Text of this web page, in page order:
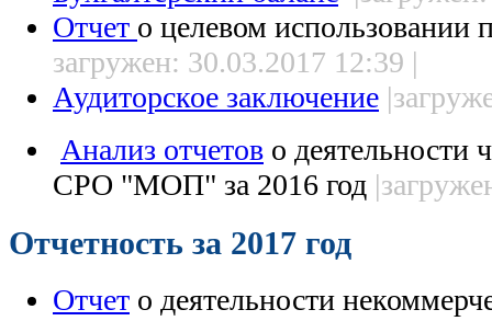
Отчет о целевом
загружен: 30.03.2017 12:39 |
Аудиторское заключение
Анализ отчетов о деятельности
СРО "МОП" за 2016 год
Отчетность за 2017 год
Отчет о деятельности